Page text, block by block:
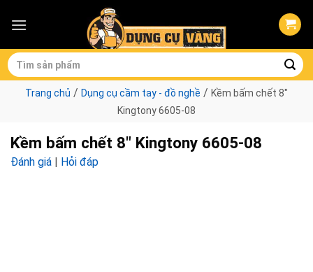
Tìm
kiếm:
Trang chủ / Dụng cụ cầm tay - đồ nghề / Kềm bấm chết 8″
Kingtony 6605-08
Kềm bấm chết 8″ Kingtony 6605-08
Đánh giá | Hỏi đáp